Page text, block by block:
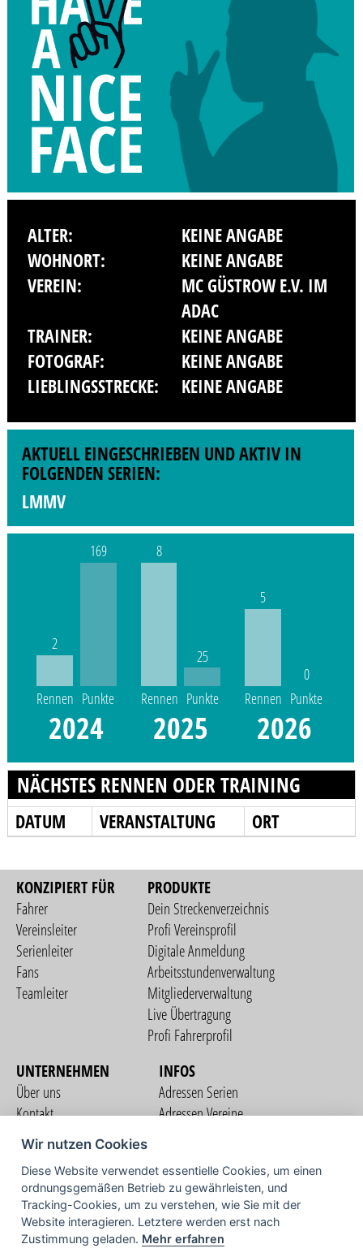
ALTER:
KEINE ANGABE
WOHNORT:
KEINE ANGABE
VEREIN:
MC GÜSTROW E.V. IM
ADAC
TRAINER:
KEINE ANGABE
FOTOGRAF:
KEINE ANGABE
LIEBLINGSSTRECKE:
KEINE ANGABE
AKTUELL EINGESCHRIEBEN UND AKTIV IN
FOLGENDEN SERIEN:
LMMV
2
Rennen
169
Punkte
2024
8
Rennen
25
Punkte
2025
5
Rennen
0
Punkte
2026
NÄCHSTES RENNEN ODER TRAINING
DATUM VERANSTALTUNG ORT
KONZIPIERT FÜR
Fahrer
Vereinsleiter
Serienleiter
Fans
Teamleiter
PRODUKTE
Dein Streckenverzeichnis
Profi Vereinsprofil
Digitale Anmeldung
Arbeitsstundenverwaltung
Mitgliederverwaltung
Live Übertragung
Profi Fahrerprofil
UNTERNEHMEN
Über uns
Kontakt
Nutzungsbedingungen
Datenschutzerklärung
Impressum
INFOS
Adressen Serien
Adressen Vereine
COMMUNITY
Wir nutzen Cookies
Diese Website verwendet essentielle Cookies, um einen
ordnungsgemäßen Betrieb zu gewährleisten, und
Tracking-Cookies, um zu verstehen, wie Sie mit der
Website interagieren. Letztere werden erst nach
Zustimmung geladen. Mehr erfahren